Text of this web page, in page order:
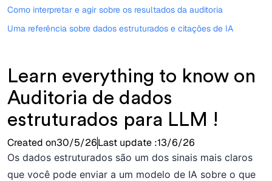
Como interpretar e agir sobre os resultados da auditoria
Uma referência sobre dados estruturados e citações de IA
Learn everything to know on
Auditoria de dados
estruturados para LLM !
Created on30/5/26Last update :13/6/26
Os dados estruturados são um dos sinais mais claros
que você pode enviar a um modelo de IA sobre o que